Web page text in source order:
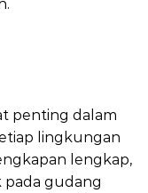
penting dalam
lingkungan
lengkap,
pada gudang